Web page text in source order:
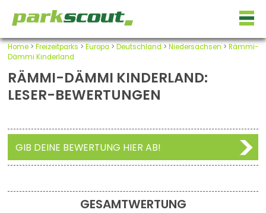
Home> Freizeitparks > Europa > Deutschland > Niedersachsen > Rämmi-
Dämmi Kinderland
RÄMMI-DÄMMI KINDERLAND:
LESER-BEWERTUNGEN
GIB DEINE BEWERTUNG HIER AB!
GESAMTWERTUNG